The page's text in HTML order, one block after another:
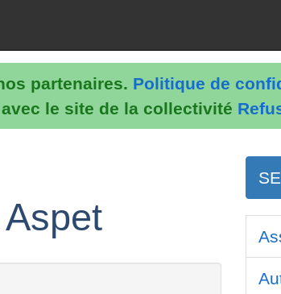
partenaires. Politique de
le site de la collectivité